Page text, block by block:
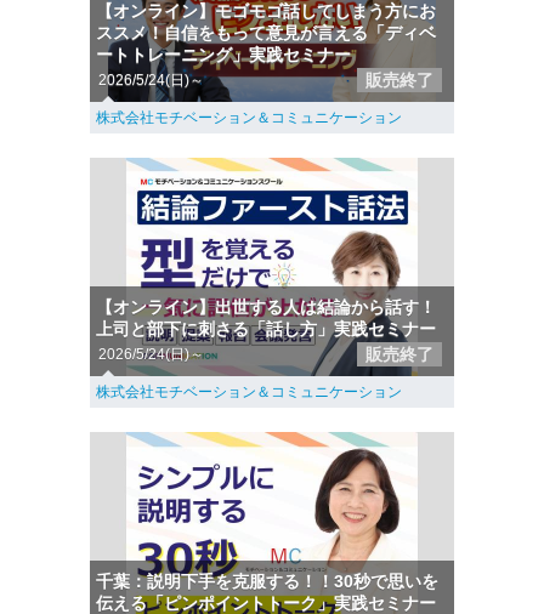
【オンライン】モゴモゴ話してしまう方にお
ススメ！自信をもって意見が言える「ディベ
ートトレーニング」実践セミナー
2026/5/24(日)～ 販売終了
株式会社モチベーション＆コミュニケーション
【オンライン】出世する人は結論から話す！
上司と部下に刺さる「話し方」実践セミナー
2026/5/24(日)～ 販売終了
株式会社モチベーション＆コミュニケーション
千葉：説明下手を克服する！！30秒で思いを
伝える「ピンポイントトーク」実践セミナー